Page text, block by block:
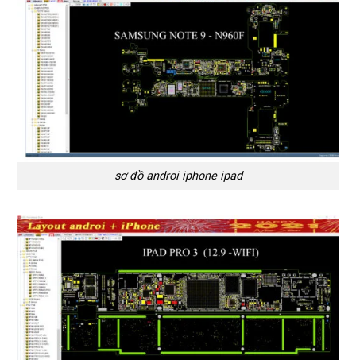
sơ đồ androi iphone ipad